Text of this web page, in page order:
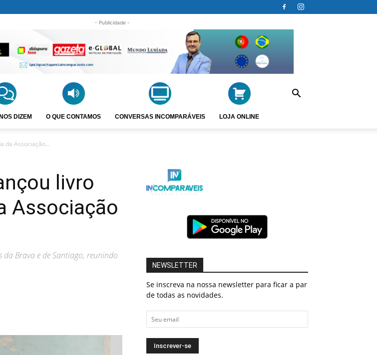
- Publicidade -
DIZEM O QUE CONTAMOS CONVERSAS INCOMPARÁVEIS LOJA ONLINE
da Associação...
livro
Associação
Brava e de Santiago, reunindo
NEWSLETTER
Se inscreva na nossa newsletter para ficar a par
de todas as novidades.